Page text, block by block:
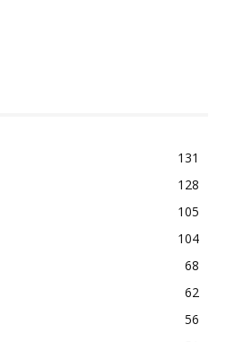
131
128
105
104
68
62
56